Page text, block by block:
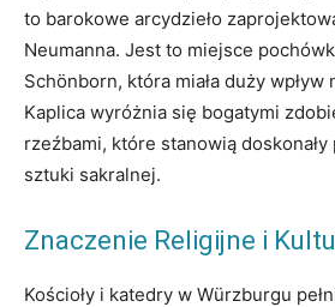
to barokowe arcydzieło
Neumanna. Jest to miejsce
Schönborn, która miała duży wpływ
Kaplica wyróżnia się bogatymi
rzeźbami, które stanowią doskonały
sztuki sakralnej.
Znaczenie Religijne i
Kościoły i katedry w Würzburgu